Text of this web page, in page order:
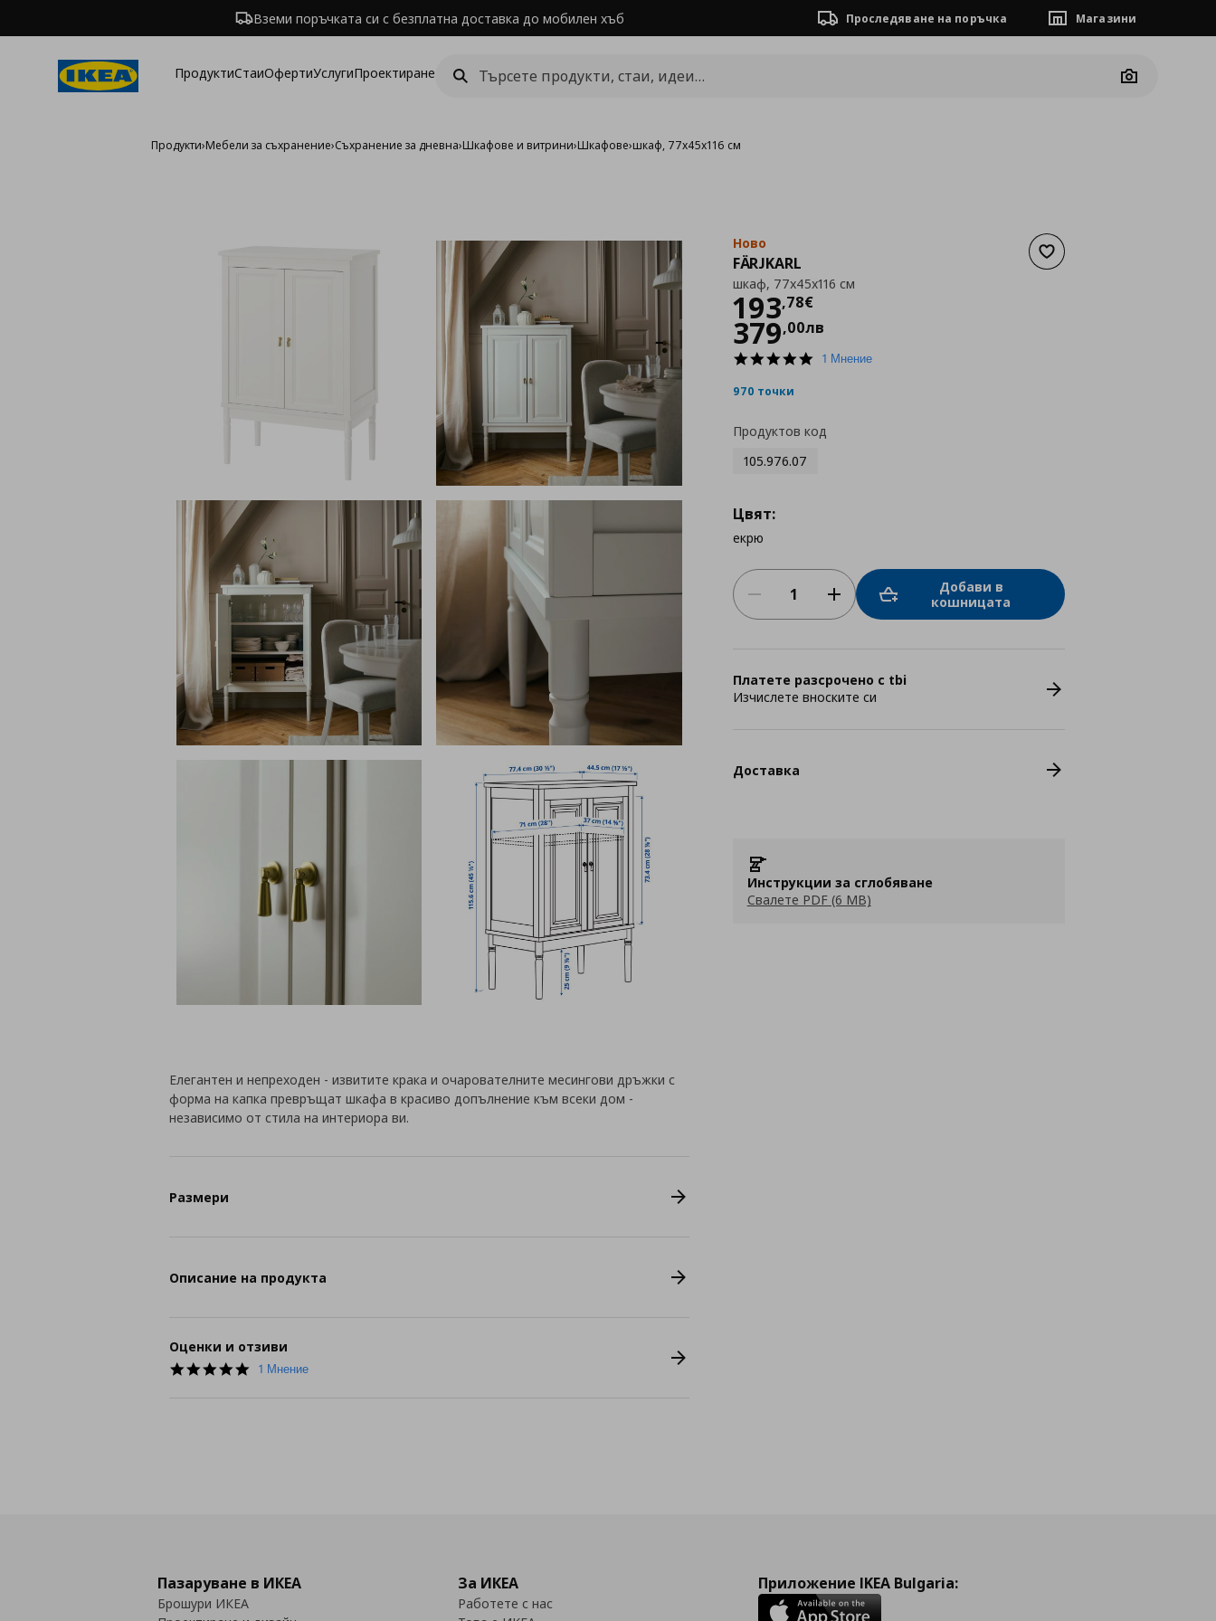
Вземи поръчката си с безплатна доставка до мобилен хъб Проследяване на поръчка Магазини
ПродуктиСтаиОфертиУслугиПроектиране
Camera
Продукти›Мебели за съхранение›Съхранение за дневна›Шкафове и витрини›Шкафове›шкаф, 77x45x116 см
Добави към списъка с
Ново
FÄRJKARL
шкаф, 77x45x116 см
193,78€
Цена
379,00лв
5.01 Мнение
970 точки
Продуктов код
105.976.07
Цвят:
екрю
Добави в
кошницата
Платете разсрочено с tbi
Изчислете вноските си
Доставка
Инструкции за сглобяване
Свалете PDF (6 MB)
Елегантен и непреходен - извитите крака и очарователните месингови дръжки с
форма на капка превръщат шкафа в красиво допълнение към всеки дом -
независимо от стила на интериора ви.
Размери
Описание на продукта
Оценки и отзиви
5.0
1 Мнение
Пазаруване в ИКЕА
Брошури ИКЕА
За ИКЕА
Работете с нас
Приложение IKEA Bulgaria: